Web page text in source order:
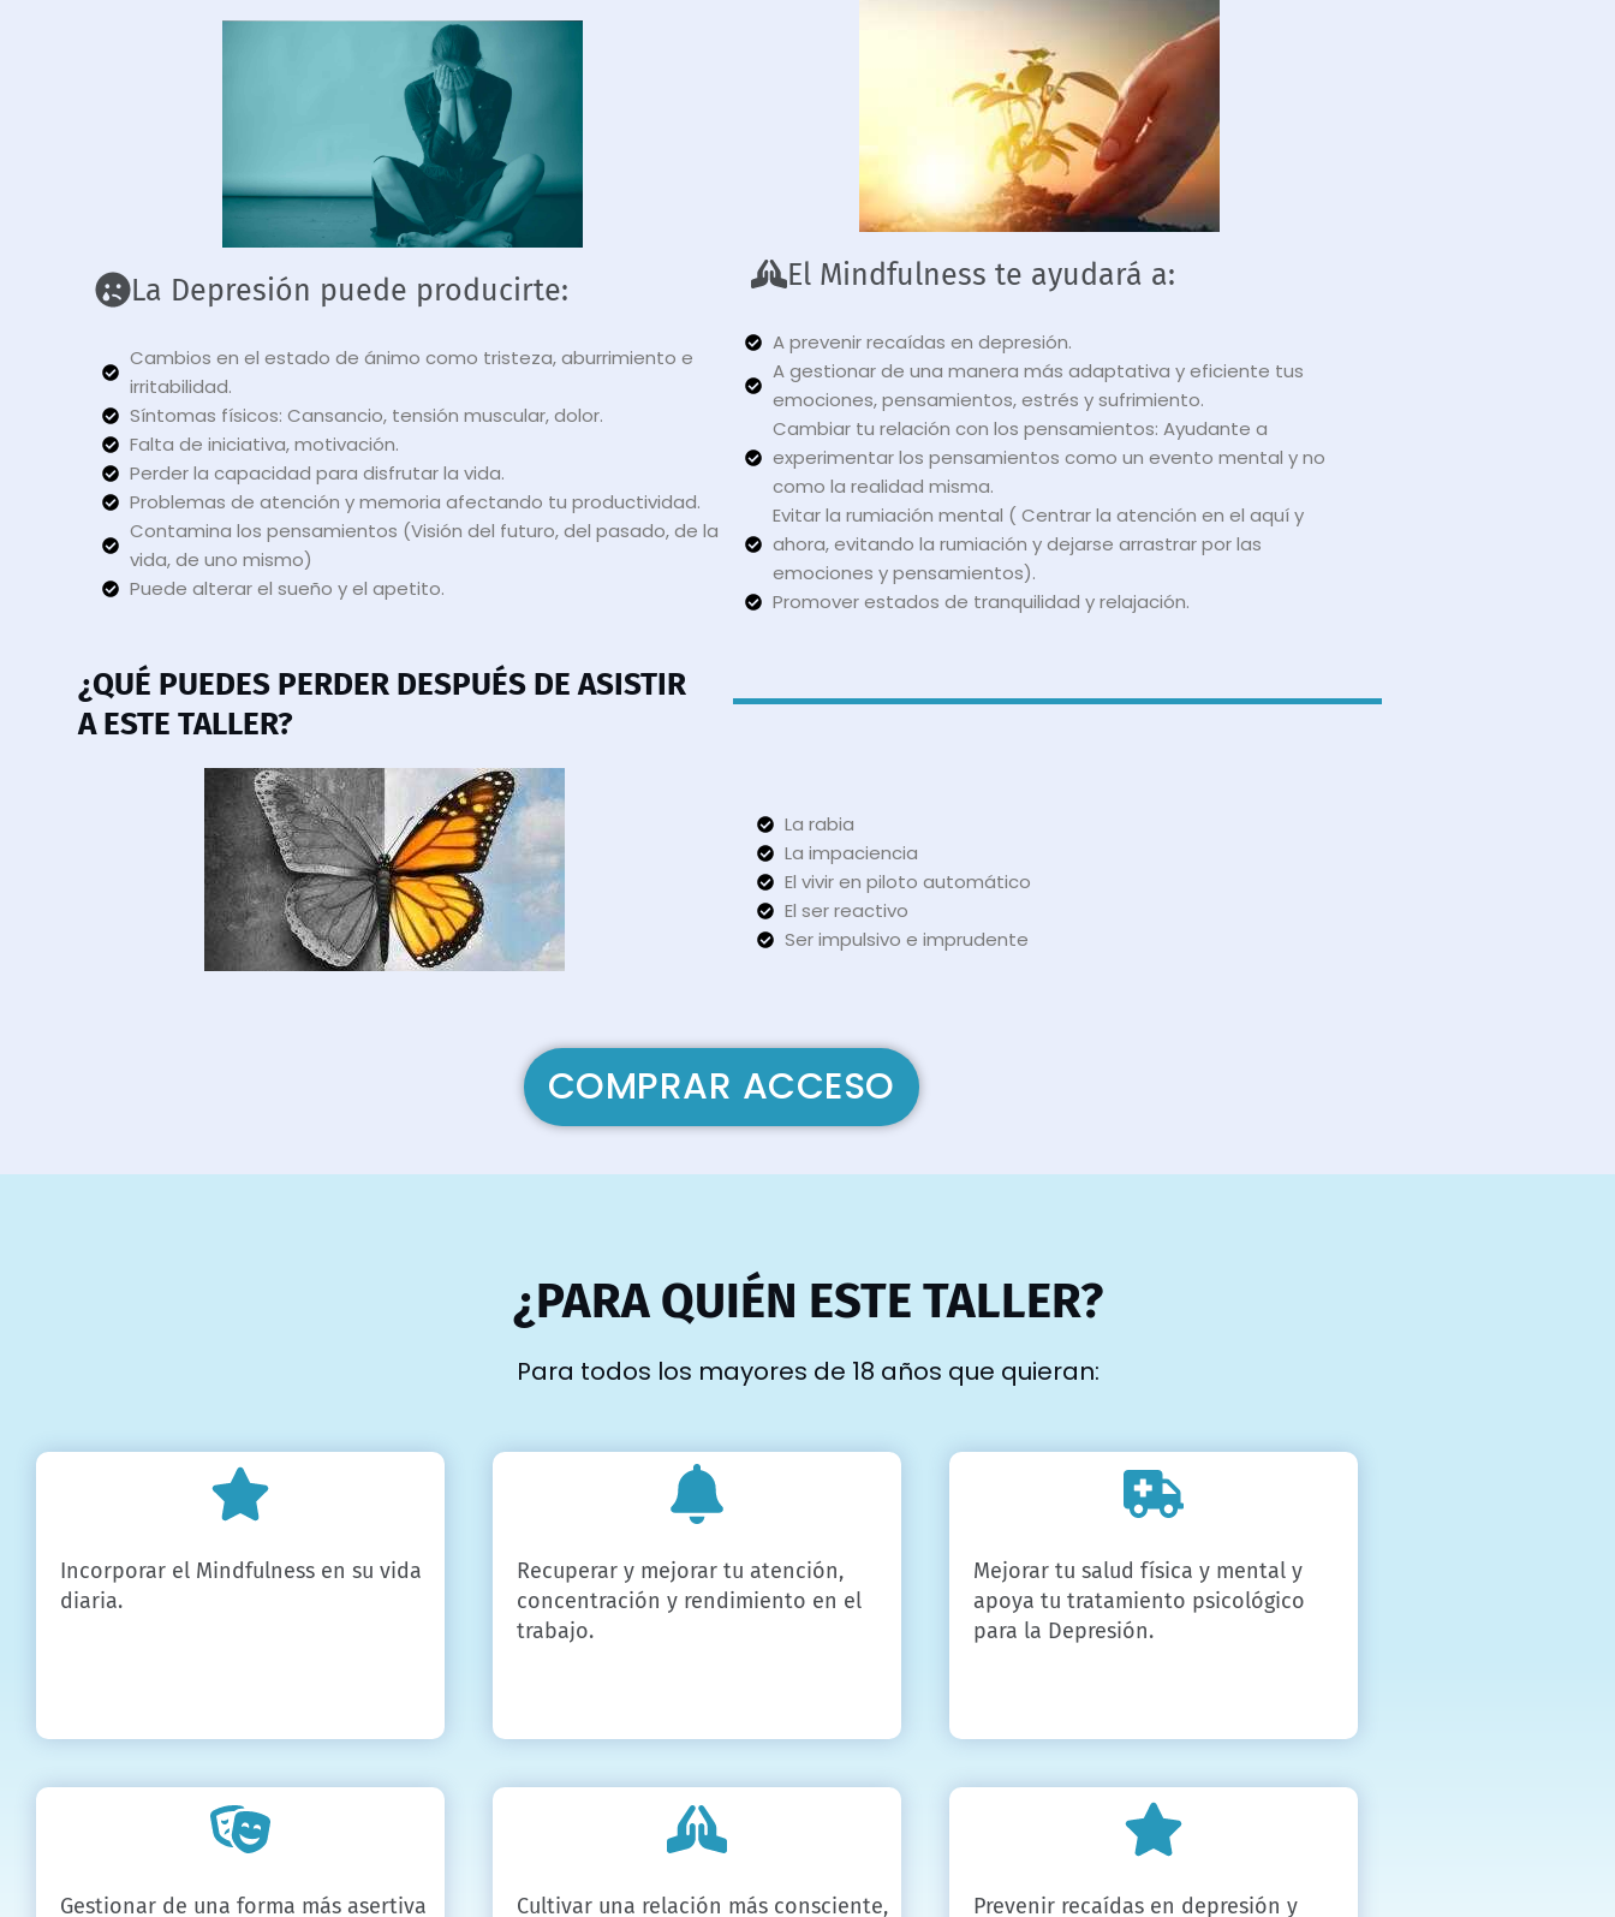
La Depresión puede producirte:
Cambios en el estado de ánimo como tristeza, aburrimiento e
irritabilidad.
Síntomas físicos: Cansancio, tensión muscular, dolor.
Falta de iniciativa, motivación.
Perder la capacidad para disfrutar la vida.
Problemas de atención y memoria afectando tu productividad.
Contamina los pensamientos (Visión del futuro, del pasado, de la
vida, de uno mismo)
Puede alterar el sueño y el apetito.
El Mindfulness te ayudará a:
A prevenir recaídas en depresión.
A gestionar de una manera más adaptativa y eficiente tus
emociones, pensamientos, estrés y sufrimiento.
Cambiar tu relación con los pensamientos: Ayudante a
experimentar los pensamientos como un evento mental y no
como la realidad misma.
Evitar la rumiación mental ( Centrar la atención en el aquí y
ahora, evitando la rumiación y dejarse arrastrar por las
emociones y pensamientos).
Promover estados de tranquilidad y relajación.
¿QUÉ PUEDES PERDER DESPUÉS DE ASISTIR
A ESTE TALLER?
La rabia
La impaciencia
El vivir en piloto automático
El ser reactivo
Ser impulsivo e imprudente
COMPRAR ACCESO
¿PARA QUIÉN ESTE TALLER?
Para todos los mayores de 18 años que quieran:
Incorporar el Mindfulness en su vida
diaria.
Recuperar y mejorar tu atención,
concentración y rendimiento en el
trabajo.
Mejorar tu salud física y mental y
apoya tu tratamiento psicológico
para la Depresión.
Gestionar de una forma más asertiva
Cultivar una relación más consciente,
Prevenir recaídas en depresión y